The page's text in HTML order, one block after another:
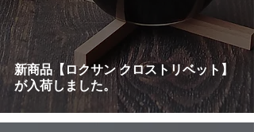
新商品【ロクサン クロストリベット】
が入荷しました。